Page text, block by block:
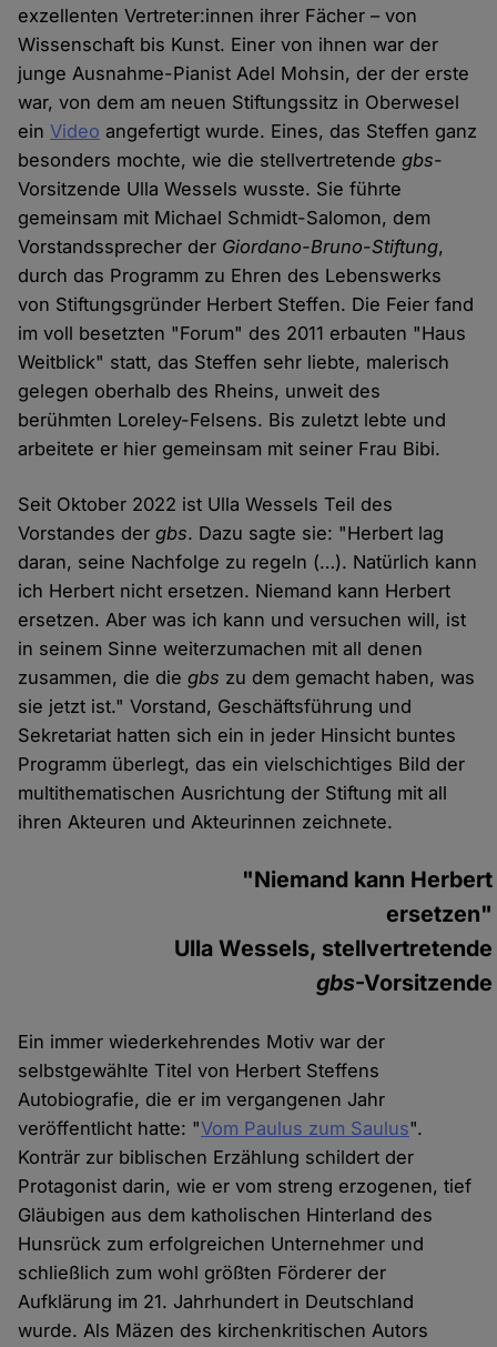
exzellenten Vertreter:innen ihrer Fächer – von
Wissenschaft bis Kunst. Einer von ihnen war der
junge Ausnahme-Pianist Adel Mohsin, der der erste
war, von dem am neuen Stiftungssitz in Oberwesel
einVideo angefertigt wurde. Eines, das Steffen ganz
besonders mochte, wie die stellvertretendegbs-
Vorsitzende Ulla Wessels wusste. Sie führte
gemeinsam mit Michael Schmidt-Salomon, dem
Vorstandssprecher der Giordano-Bruno-Stiftung,
durch das Programm zu Ehren des Lebenswerks
von Stiftungsgründer Herbert Steffen. Die Feier fand
im voll besetzten "Forum" des 2011 erbauten "Haus
Weitblick" statt, das Steffen sehr liebte, malerisch
gelegen oberhalb des Rheins, unweit des
berühmten Loreley-Felsens. Bis zuletzt lebte und
arbeitete er hier gemeinsam mit seiner Frau Bibi.
Seit Oktober 2022 ist Ulla Wessels Teil des
Vorstandes dergbs. Dazu sagte sie: "Herbert lag
daran, seine Nachfolge zu regeln (…). Natürlich kann
ich Herbert nicht ersetzen. Niemand kann Herbert
ersetzen. Aber was ich kann und versuchen will, ist
in seinem Sinne weiterzumachen mit all denen
zusammen, die diegbs zu dem gemacht haben, was
sie jetzt ist." Vorstand, Geschäftsführung und
Sekretariat hatten sich ein in jeder Hinsicht buntes
Programm überlegt, das ein vielschichtiges Bild der
multithematischen Ausrichtung der Stiftung mit all
ihren Akteuren und Akteurinnen zeichnete.
"Niemand kann Herbert
ersetzen"
Ulla Wessels, stellvertretende
gbs-Vorsitzende
Ein immer wiederkehrendes Motiv war der
selbstgewählte Titel von Herbert Steffens
Autobiografie, die er im vergangenen Jahr
veröffentlicht hatte: "Vom Paulus zum Saulus".
Konträr zur biblischen Erzählung schildert der
Protagonist darin, wie er vom streng erzogenen, tief
Gläubigen aus dem katholischen Hinterland des
Hunsrück zum erfolgreichen Unternehmer und
schließlich zum wohl größten Förderer der
Aufklärung im 21. Jahrhundert in Deutschland
wurde. Als Mäzen des kirchenkritischen Autors